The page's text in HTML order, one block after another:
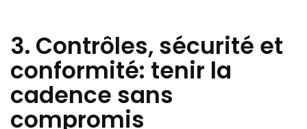
3. Contrôles, sécurité et
conformité: tenir la
cadence sans
compromis